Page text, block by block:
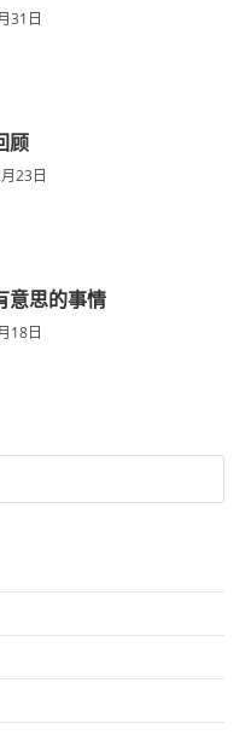
31日
顾
23日
意思的事情
18日